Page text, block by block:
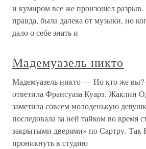
и кумиром все же произошел
правда, была далека от музыки, но
дало о себе знать и
Мадемуазель никто
Мадемуазель никто — Но кто же
ответила Франсуаза Куарэ. Жаклин
заметила совсем молоденькую
последовала за ней тайком во время
закрытыми дверями» по Сартру. Так
проникнуть в студию